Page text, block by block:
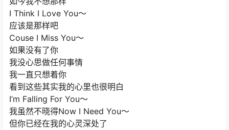
I Think I Love You～
应该是那样吧
Couse I Miss You～
如果没有了你
我没心思做任何事情
我一直只想着你
看到这些其实我的心里也很明白
I’m Falling For You～
我虽然不晓得Now I Need You～
但你已经在我的心灵深处了